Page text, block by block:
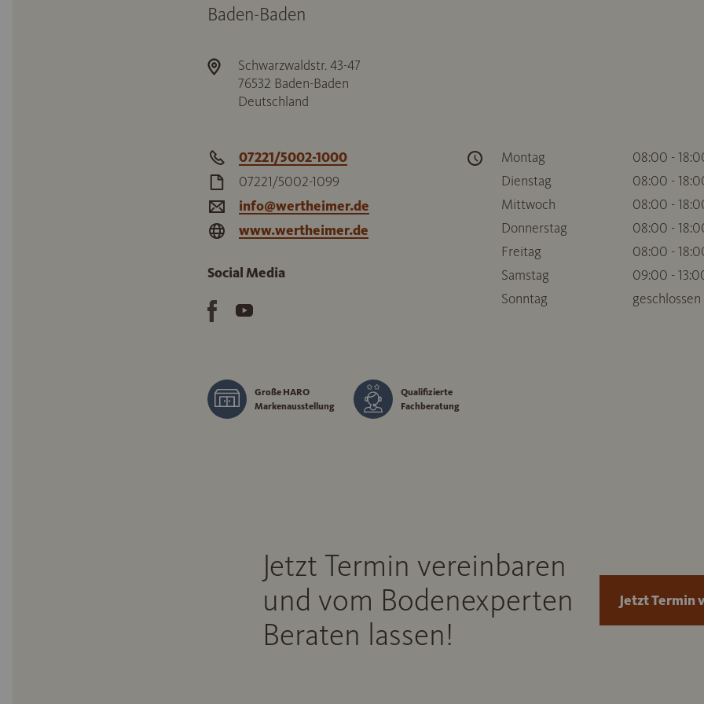
Baden-Baden
Schwarzwaldstr. 43-47
76532 Baden-Baden
Deutschland
07221/5002-1000
07221/5002-1099
info@wertheimer.de
www.wertheimer.de
Social Media
Montag
08:00 -
Dienstag
08:00 -
Mittwoch
08:00 -
Donnerstag
08:00 -
Freitag
08:00 -
Samstag
09:00 -
Sonntag
geschlossen
Große HARO
Markenausstellung
Qualifizierte
Fachberatung
Jetzt Termin vereinbaren
und vom Bodenexperten
Beraten lassen!
Jetzt Termin